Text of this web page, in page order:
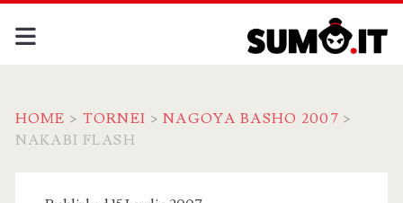
HOME > TORNEI >NAGOYA BASHO 2007 >
NAKABI FLASH